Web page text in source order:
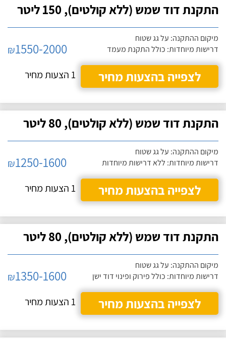
התקנת דוד שמש (ללא קולטים), 150 ליטר
מיקום ההתקנה: על גג שטוח
דרישות מיוחדות: כולל התקנת מעמד
₪1550-2000
לצפייה בהצעות מחיר
1 הצעות מחיר
התקנת דוד שמש (ללא קולטים), 80 ליטר
מיקום ההתקנה: על גג שטוח
דרישות מיוחדות: ללא דרישות מיוחדות
₪1250-1600
לצפייה בהצעות מחיר
1 הצעות מחיר
התקנת דוד שמש (ללא קולטים), 80 ליטר
מיקום ההתקנה: על גג שטוח
דרישות מיוחדות: כולל פירוק ופינוי דוד ישן
₪1350-1600
לצפייה בהצעות מחיר
1 הצעות מחיר